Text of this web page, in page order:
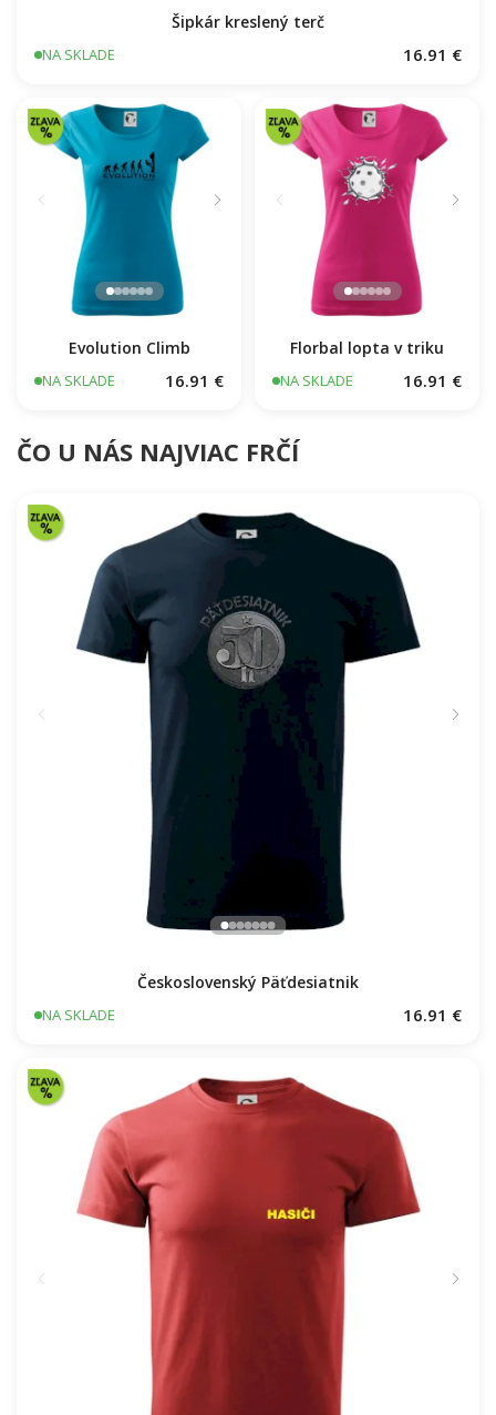
Šipkár kreslený terč
NA SKLADE 16.91 €
Evolution Climb
NA SKLADE 16.91 €
Florbal lopta v triku
NA SKLADE 16.91 €
ČO U NÁS NAJVIAC FRČÍ
Československý Päťdesiatnik
NA SKLADE 16.91 €